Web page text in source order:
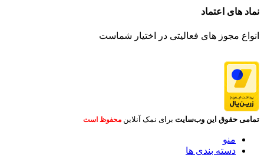
نماد های اعتماد
انواع مجوز های فعالیتی در اختیار شماست
تمامی حقوق این وب‌سایت برای نمک آنلاین محفوظ است
منو
دسته بندی ها